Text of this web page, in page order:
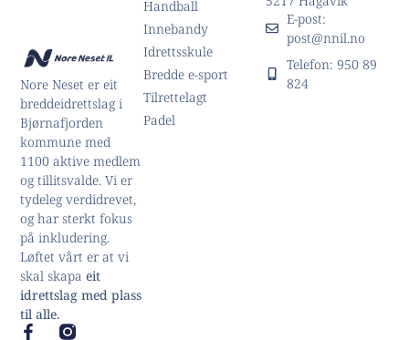
Nore Neset er eit
breddeidrettslag i
Bjørnafjorden
kommune med
1100 aktive medlem
og tillitsvalde. Vi er
tydeleg verdidrevet,
og har sterkt fokus
på inkludering.
Løftet vårt er at vi
skal skapaeit
idrettslag med plass
til alle.
Handball
Innebandy
Idrettsskule
Bredde e-sport
Tilrettelagt
Padel
E-post:
post@nnil.no
Telefon: 950 89
824